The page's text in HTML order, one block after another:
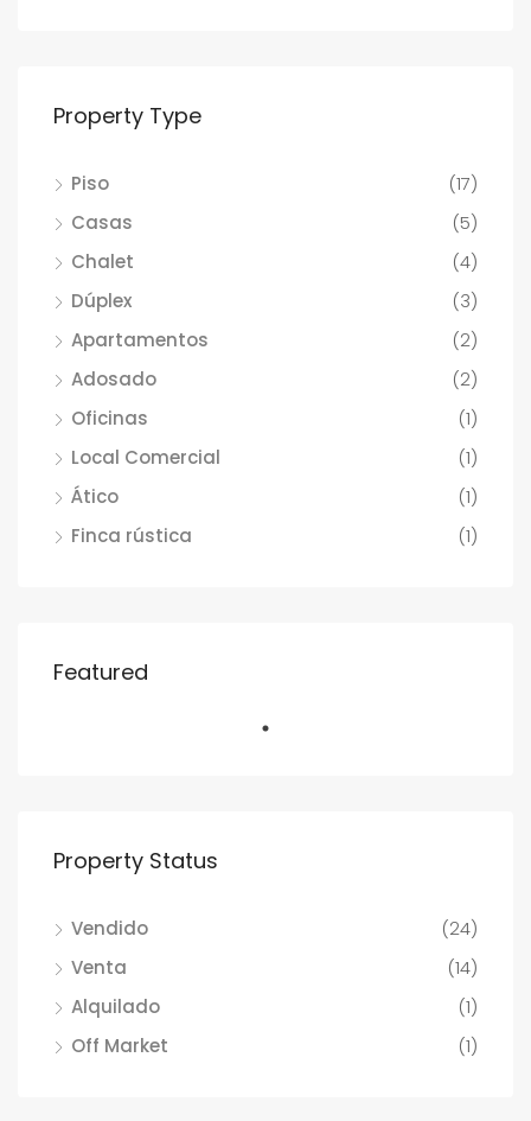
Property Type
Piso
(17)
Casas
(5)
Chalet
(4)
Dúplex
(3)
Apartamentos
(2)
Adosado
(2)
Oficinas
(1)
Local Comercial
(1)
Ático
(1)
Finca rústica
(1)
Featured
Property Status
Vendido
(24)
Venta
(14)
Alquilado
(1)
Off Market
(1)